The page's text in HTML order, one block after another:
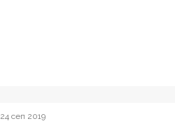
24 сеп 2019